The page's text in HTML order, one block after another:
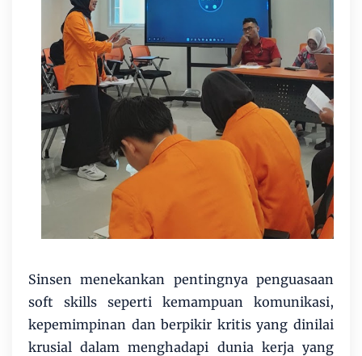
Sinsen menekankan pentingnya penguasaan
soft skills seperti kemampuan komunikasi,
kepemimpinan dan berpikir kritis yang dinilai
krusial dalam menghadapi dunia kerja yang